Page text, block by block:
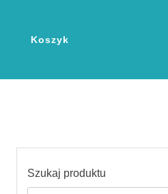
Koszyk
Szukaj produktu